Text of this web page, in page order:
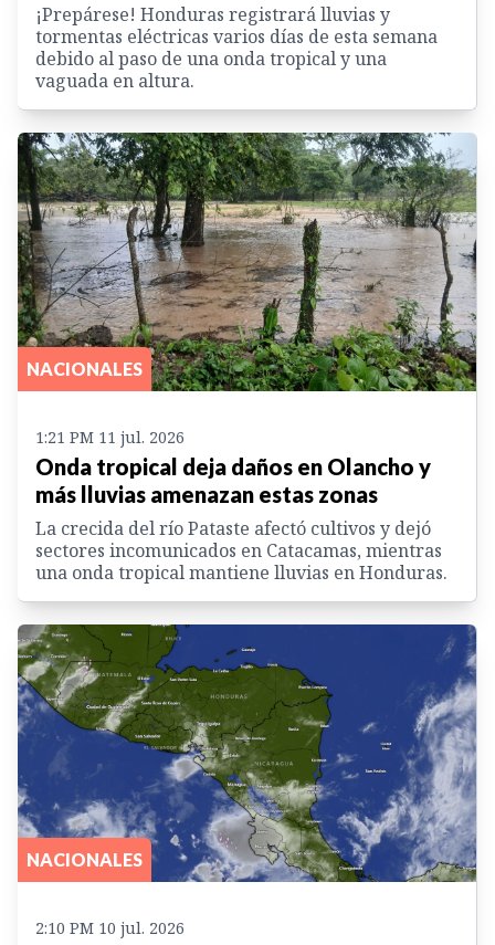
¡Prepárese! Honduras registrará lluvias y
tormentas eléctricas varios días de esta semana
debido al paso de una onda tropical y una
vaguada en altura.
NACIONALES
1:21 PM 11 jul. 2026
Onda tropical deja daños en Olancho y
más lluvias amenazan estas zonas
La crecida del río Pataste afectó cultivos y dejó
sectores incomunicados en Catacamas, mientras
una onda tropical mantiene lluvias en Honduras.
NACIONALES
2:10 PM 10 jul. 2026